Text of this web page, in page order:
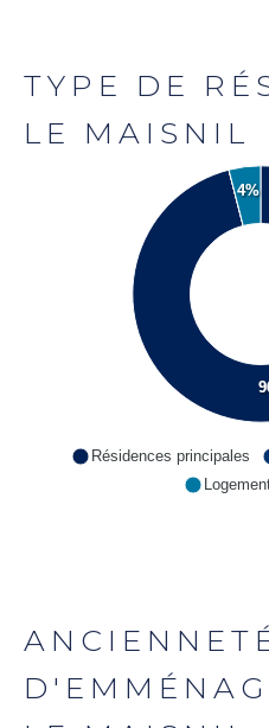
TYPE DE
LE MAISNIL
4%
Résidences principales